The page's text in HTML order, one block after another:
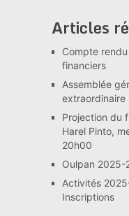
Articles
Compte
financiers
Assemblée
extraordinaire
Projection du
Harel Pinto,
20h00
Oulpan 2025-
Activités
Inscriptions